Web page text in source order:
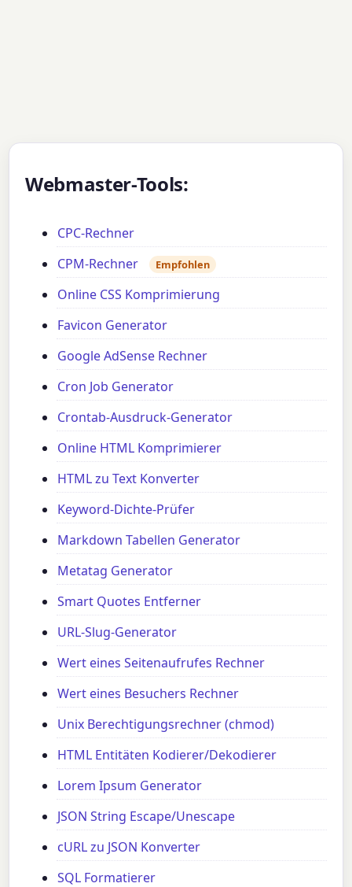
Webmaster-Tools:
CPC-Rechner
CPM-Rechner
Empfohlen
Online CSS Komprimierung
Favicon Generator
Google AdSense Rechner
Cron Job Generator
Crontab-Ausdruck-Generator
Online HTML Komprimierer
HTML zu Text Konverter
Keyword-Dichte-Prüfer
Markdown Tabellen Generator
Metatag Generator
Smart Quotes Entferner
URL-Slug-Generator
Wert eines Seitenaufrufes Rechner
Wert eines Besuchers Rechner
Unix Berechtigungsrechner (chmod)
HTML Entitäten Kodierer/Dekodierer
Lorem Ipsum Generator
JSON String Escape/Unescape
cURL zu JSON Konverter
SQL Formatierer